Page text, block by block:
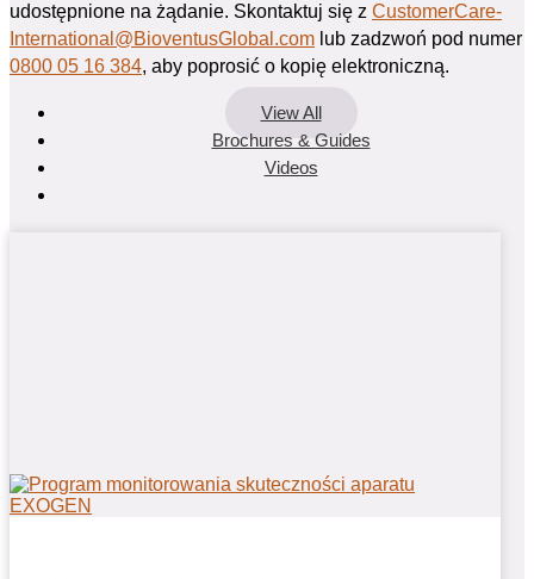
udostępnione na żądanie. Skontaktuj się z CustomerCare-
International@BioventusGlobal.com lub zadzwoń pod numer
0800 05 16 384, aby poprosić o kopię elektroniczną.
View All
Brochures & Guides
Videos